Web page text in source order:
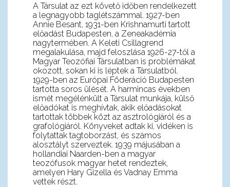
A Társulat az ezt követő időben rendelkezett
a legnagyobb taglétszámmal. 1927-ben
Annie Besant, 1931-ben Krishnamurti tartott
előadást Budapesten, a Zeneakadémia
nagytermében. A Keleti Csillagrend
megalakulása, majd feloszlása 1926-27-től a
Magyar Teozófiai Társulatban is problémákat
okozott, sokan ki is léptek a Társulatból.
1929-ben az Európai Föderáció Budapesten
tartotta soros ülését. A harmincas években
ismét megélénkült a Társulat munkája, külső
előadókat is meghívtak, akik előadásokat
tartottak többek közt az asztrológiáról és a
grafológiáról. Könyveket adtak ki, vidéken is
folytattak tagtoborzást, és számos
alosztályt szerveztek. 1939 májusában a
hollandiai Naarden-ben a magyar
teozófusok magyar hetet rendeztek,
amelyen Hary Gizella és Vadnay Emma
vettek részt.